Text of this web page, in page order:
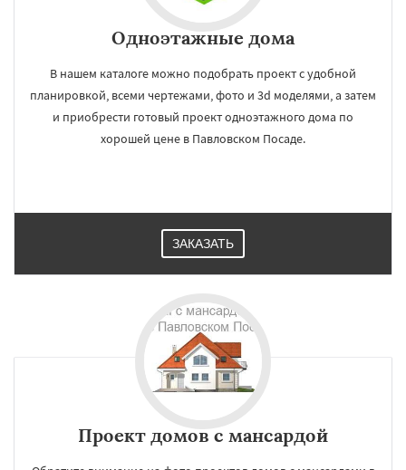
Одноэтажные дома
В нашем каталоге можно подобрать проект с удобной
планировкой, всеми чертежами, фото и 3d моделями, а затем
и приобрести готовый проект одноэтажного дома по
хорошей цене в Павловском Посаде.
ЗАКАЗАТЬ
Проект домов с мансардой